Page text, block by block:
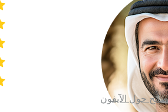
حول الآيفون